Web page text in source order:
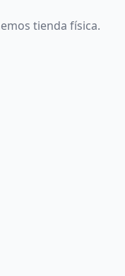
tienda física.